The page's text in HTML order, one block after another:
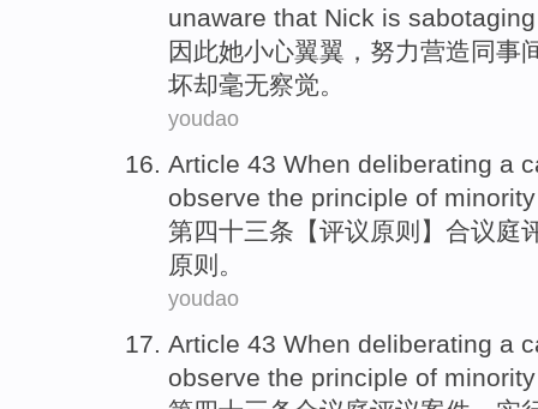
unaware that Nick is
因此她小心翼翼， 努力营造同事
坏却毫无察觉。
youdao
Article 43 When deliberating a
observe the principle of minority
第四十三条【评议 原则 】 合议庭
原则。
youdao
Article 43 When deliberating a
observe the principle of minority